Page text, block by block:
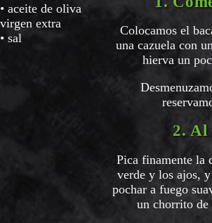
• aceite de oliva
virgen extra
• sal
Colocamos el
una cazuela con
hierva un
2. Al
Pica finamente la
verde y los ajos,
pochar a fuego
un chorrito de